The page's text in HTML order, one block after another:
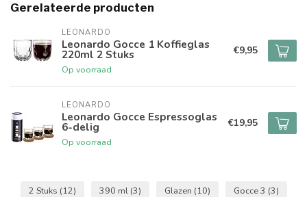
Gerelateerde producten
LEONARDO
Leonardo Gocce 1 Koffieglas
220ml 2 Stuks
Op voorraad
€9,95
LEONARDO
Leonardo Gocce Espressoglas
6-delig
Op voorraad
€19,95
2 Stuks (12) 390 ml (3) Glazen (10) Gocce 3 (3)